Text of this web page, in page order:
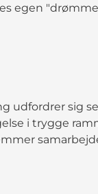
egen
udfordrer sig
i trygge